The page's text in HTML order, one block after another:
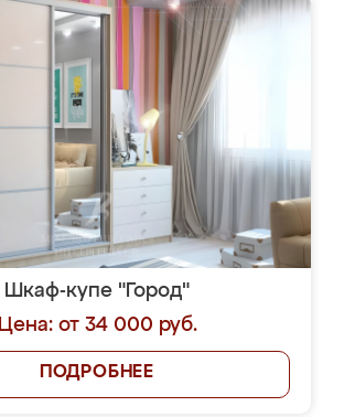
Шкаф-купе "Город"
Цена: от 34 000 руб.
ПОДРОБНЕЕ